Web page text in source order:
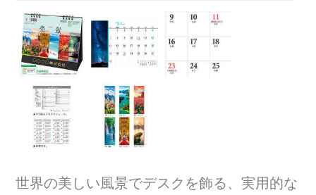
世界の美しい風景でデスクを飾る、実用的な